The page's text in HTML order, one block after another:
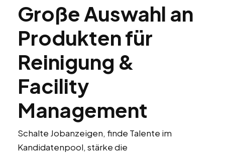
Große Auswahl an
Produkten für
Reinigung &
Facility
Management
Schalte Jobanzeigen, finde Talente im
Kandidatenpool, stärke die